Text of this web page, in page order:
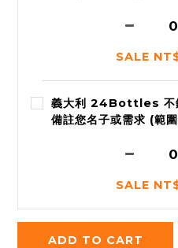
SALE
義大利 24Bottles 不
備註您名子或需求 (範
SALE
ADD TO CART